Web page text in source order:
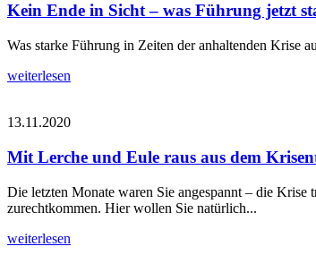
Kein Ende in Sicht – was Führung jetzt
Was starke Führung in Zeiten der anhaltenden Krise
weiterlesen
13.11.2020
Mit Lerche und Eule raus aus dem
Die letzten Monate waren Sie angespannt – die
zurechtkommen. Hier wollen Sie natürlich...
weiterlesen